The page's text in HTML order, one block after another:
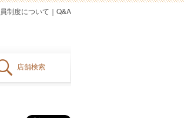
店舗検索
Q&A
｜
制度について